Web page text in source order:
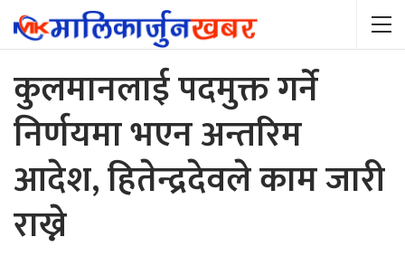
कुलमानलाई पदमुक्त गर्ने
निर्णयमा भएन अन्तरिम
आदेश, हितेन्द्रदेवले काम जारी
राख्ने